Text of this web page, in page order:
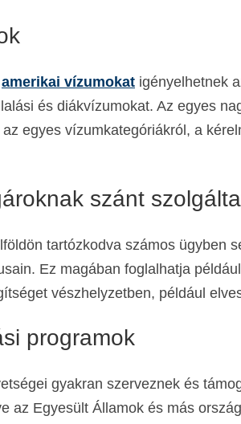
amerikai vízumokat igényelhetnek
és diákvízumokat. Az egyes
egyes vízumkategóriákról, a
szánt
tartózkodva számos ügyben
Ez magában foglalhatja
vészhelyzetben, például
programok
gyakran szerveznek és
az Egyesült Államok és más